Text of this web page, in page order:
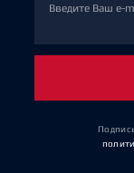
Введите Ваш e-